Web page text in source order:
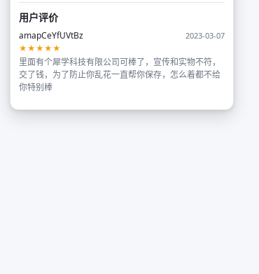
用户评价
amapCeYfUVtBz
2023-03-07
★★★★★
里面有个犀学科技有限公司可棒了，宣传和实物不符，
交了钱，为了防止你乱花一直帮你保存，怎么着都不给
你特别棒